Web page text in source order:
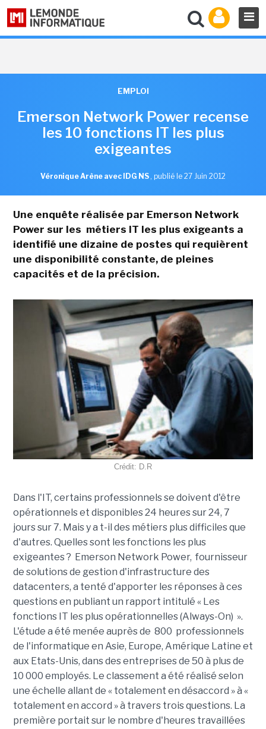
EMPLOI
Emerson Network Power recense
les 10 fonctions IT les plus
exigeantes
Véronique Arène avec IDG NS , publié le 27 Juin 2012
Une enquête réalisée par Emerson Network
Power sur les métiers IT les plus exigeants a
identifié une dizaine de postes qui requièrent
une disponibilité constante, de pleines
capacités et de la précision.
Crédit: D.R
Dans l'IT, certains professionnels se doivent d'être
opérationnels et disponibles 24 heures sur 24, 7
jours sur 7. Mais y a t-il des métiers plus difficiles que
d'autres. Quelles sont les fonctions les plus
exigeantes ? Emerson Network Power, fournisseur
de solutions de gestion d'infrastructure des
datacenters, a tenté d'apporter les réponses à ces
questions en publiant un rapport intitulé « Les
fonctions IT les plus opérationnelles (Always-On) ».
L'étude a été menée auprès de 800 professionnels
de l'informatique en Asie, Europe, Amérique Latine et
aux Etats-Unis, dans des entreprises de 50 à plus de
10 000 employés. Le classement a été réalisé selon
une échelle allant de « totalement en désaccord » à «
totalement en accord » à travers trois questions. La
première portait sur le nombre d'heures travaillées